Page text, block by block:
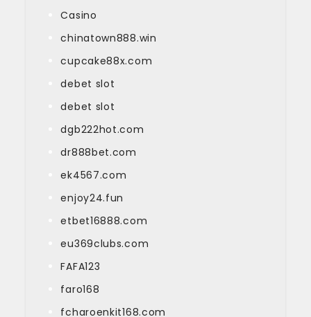
Casino
chinatown888.win
cupcake88x.com
debet slot
debet slot
dgb222hot.com
dr888bet.com
ek4567.com
enjoy24.fun
etbet16888.com
eu369clubs.com
FAFA123
faro168
fcharoenkit168.com